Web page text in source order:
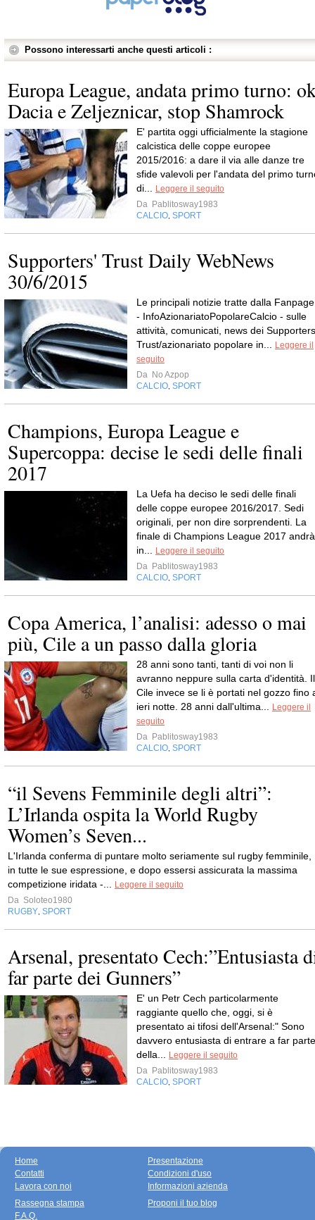
Possono interessarti anche questi articoli :
Europa League, andata primo turno:
Dacia e Zeljeznicar, stop Shamrock
E' partita oggi ufficialmente la stagione
calcistica delle coppe europee
2015/2016: a dare il via alle danze tre
sfide valevoli per l'andata del primo
di...
Leggere il seguito
Da Pablitosway1983
CALCIO SPORT
Supporters' Trust Daily WebNews
30/6/2015
Le principali notizie tratte dalla Fanpage
- InfoAzionariatoPopolareCalcio - sulle
attività, comunicati, news dei
Trust/azionariato popolare in...
Leggere il
seguito
Da No Azpop
CALCIO SPORT
Champions, Europa League e
Supercoppa: decise le sedi delle finali
2017
La Uefa ha deciso le sedi delle finali
delle coppe europee 2016/2017. Sedi
originali, per non dire sorprendenti. La
finale di Champions League 2017 andrà
in...
Leggere il seguito
Da Pablitosway1983
CALCIO SPORT
Copa America, l’analisi: adesso o mai
più, Cile a un passo dalla gloria
28 anni sono tanti, tanti di voi non li
avranno neppure sulla carta d'identità. Il
Cile invece se li è portati nel gozzo fino
ieri notte. 28 anni dall'ultima...
Leggere il
seguito
Da Pablitosway1983
CALCIO SPORT
“il Sevens Femminile degli altri”:
L’Irlanda ospita la World Rugby
Women’s Seven...
L'Irlanda conferma di puntare molto seriamente sul rugby femminile,
in tutte le sue espressione, e dopo essersi assicurata la massima
competizione iridata -...
Leggere il seguito
Da Soloteo1980
RUGBY SPORT
Arsenal, presentato Cech:”Entusiasta
far parte dei Gunners”
E' un Petr Cech particolarmente
raggiante quello che, oggi, si è
presentato ai tifosi dell'Arsenal:" Sono
davvero entusiasta di entrare a far parte
della...
Leggere il seguito
Da Pablitosway1983
CALCIO SPORT
Home
Contatti
Lavora con noi
Presentazione
Condizioni d'uso
Informazioni azienda
Rassegna stampa
F.A.Q.
Proponi il tuo blog